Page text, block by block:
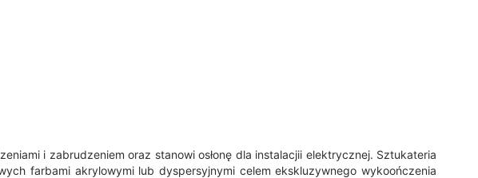
i zabrudzeniem oraz stanowi osłonę dla instalacjii elektrycznej. Sztukateria
farbami akrylowymi lub dyspersyjnymi celem ekskluzywnego wykoończenia